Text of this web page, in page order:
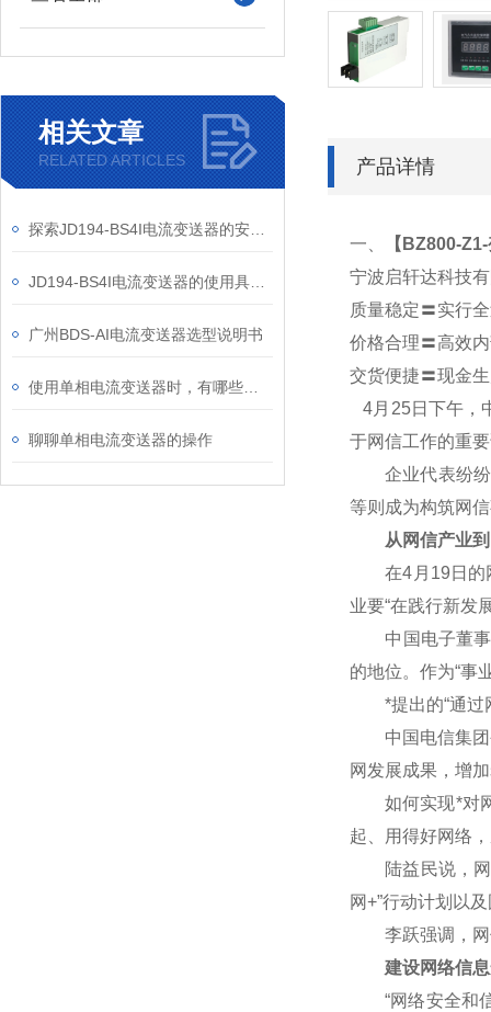
相关文章
RELATED ARTICLES
广州BDS-AI电流变送器选型说明书
聊聊单相电流变送器的操作
产品详情
一、 【 BZ800-
宁波启轩达科技
质量稳定〓实行
价格合理〓高效
交货便捷〓现金
4月25日下午，
于网信工作的重
企业代表纷纷表
等则成为构筑网
从网信产业到
在4月19日的网
业要“在践行新发
中国电子董事长
的地位。作为“事
*提出的“通过网
中国电信集团公
网发展成果，增
如何实现*对网
起、用得好网络
陆益民说，网
网+”行动计划以
李跃强调，网
建设网络信息
“网络安全和信